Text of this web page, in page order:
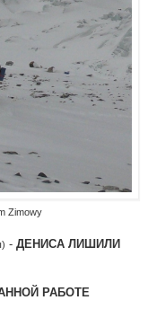
Zimowy
- ДЕНИСА ЛИШИЛИ
РАБОТЕ